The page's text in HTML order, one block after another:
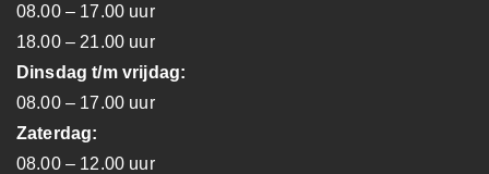
08.00 – 17.00 uur
18.00 – 21.00 uur
Dinsdag t/m vrijdag:
08.00 – 17.00 uur
Zaterdag:
08.00 – 12.00 uur